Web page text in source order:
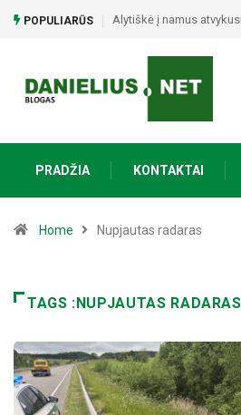
POPULIARŪS Alytiškė į namus
PRADŽIA KONTAKTAI
Home Nupjautas radaras
TAGS :NUPJAUTAS RADARAS